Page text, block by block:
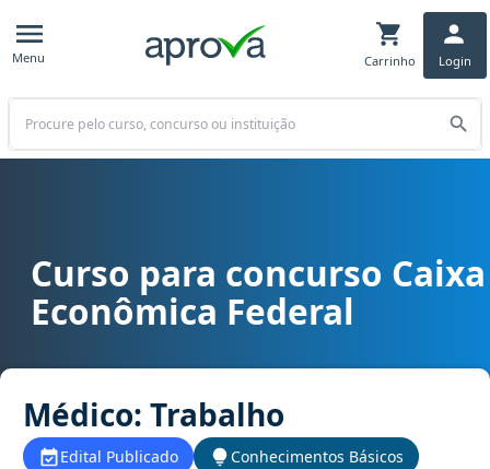
Menu Carrinho Login
Buscar
Curso para concurso CEF, CAIXA - Caixa Econômica Federal
Curso para concurso Caixa
Econômica Federal
Médico: Trabalho
Edital Publicado
Conhecimentos Básicos